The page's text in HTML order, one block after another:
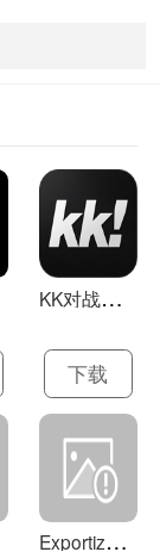
K
K对战平台 1.0.1
下载
E
xportizer 9.0.8